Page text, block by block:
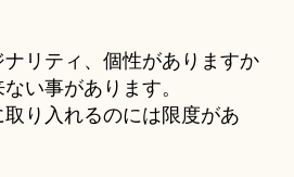
リティ、個性がありますか
い事があります。
り入れるのには限度があ